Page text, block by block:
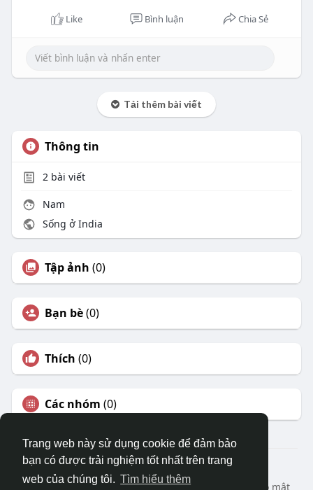
Trang web này sử dụng cookie để đảm bảo
bạn có được trải nghiệm tốt nhất trên trang
web của chúng tôi. Tìm hiểu thêm
Like Bình luận Chia Sẻ
Tải thêm bài viết
Thông tin
2bài viết
Nam
Sống ở India
Tập ảnh (0)
Bạn bè(0)
Thích (0)
Các nhóm (0)
© 2026 DRVIET.COM
Nhà
Bao Quát Liên hệ chúng tôi Chính sách bảo mật